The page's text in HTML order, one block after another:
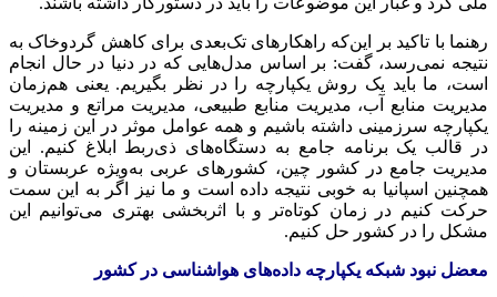
رهنما با تاکید بر این‌که راهکارهای تک‌بعدی برای کاهش گردوخاک به
نتیجه نمی‌رسد، گفت: بر اساس مدل‌هایی که در دنیا در حال انجام
است، ما باید یک روش یکپارچه را در نظر بگیریم. یعنی هم‌زمان
مدیریت منابع آب، مدیریت منابع طبیعی، مدیریت مراتع و مدیریت
یکپارچه سرزمینی داشته باشیم و همه عوامل موثر در این زمینه را
در قالب یک برنامه جامع به دستگاه‌های ذی‌ربط ابلاغ کنیم. این
مدیریت جامع در کشور چین، کشورهای عربی به‌ویژه عربستان و
همچنین اسپانیا به خوبی نتیجه داده است و ما نیز اگر به این سمت
حرکت کنیم در زمان کوتاه‌تر و با اثربخشی بهتری می‌توانیم این
مشکل را در کشور حل کنیم.
معضل نبود شبکه یکپارچه داده‌های هواشناسی در کشور